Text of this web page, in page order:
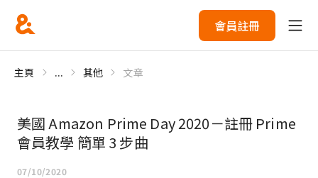
會員註冊
主頁 ... 其他 文章
美國 Amazon Prime Day 2020－註冊 Prime
會員教學 簡單 3 步曲
07/10/2020